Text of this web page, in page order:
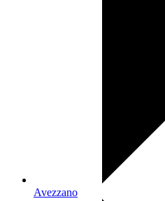
Avezzano